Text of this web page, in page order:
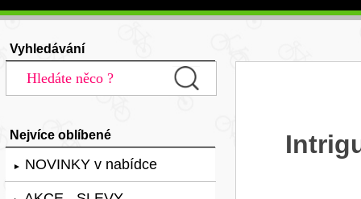
Vyhledávání
Nejvíce oblíbené
► NOVINKY v nabídce